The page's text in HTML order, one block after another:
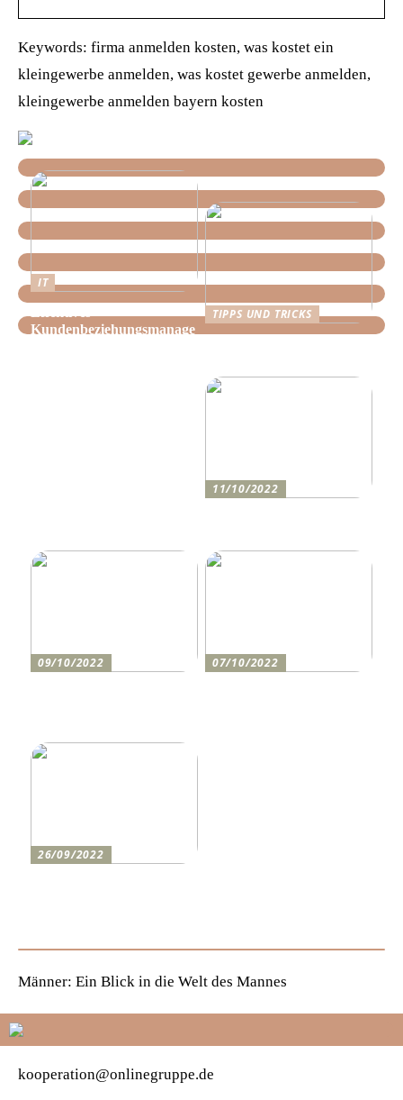
Keywords: firma anmelden kosten, was kostet ein
kleingewerbe anmelden, was kostet gewerbe anmelden,
kleingewerbe anmelden bayern kosten
IT
Kundenbeziehungsmanage
TIPPS UND TRICKS
11/10/2022
09/10/2022
07/10/2022
26/09/2022
Männer: Ein Blick in die Welt des Mannes
kooperation@onlinegruppe.de